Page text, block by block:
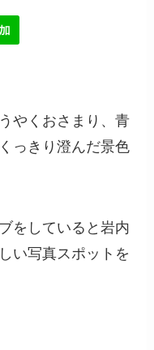
やくおさまり、青
っきり澄んだ景色
をしていると岩内
い写真スポットを